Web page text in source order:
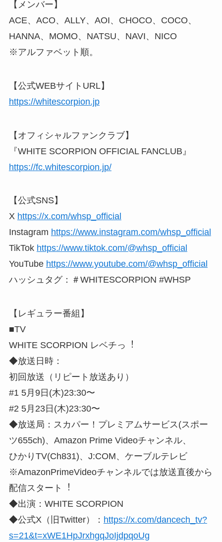
【メンバー】
ACE、ACO、ALLY、AOI、CHOCO、COCO、
HANNA、MOMO、NATSU、NAVI、NICO
※アルファベット順。
【公式WEBサイトURL】
https://whitescorpion.jp
【オフィシャルファンクラブ】
『WHITE SCORPION OFFICIAL FANCLUB』
https://fc.whitescorpion.jp/
【公式SNS】
X https://x.com/whsp_official
Instagram https://www.instagram.com/whsp_official
TikTok https://www.tiktok.com/@whsp_official
YouTube https://www.youtube.com/@whsp_official
ハッシュタグ：＃WHITESCORPION #WHSP
【レギュラー番組】
■TV
WHITE SCORPION レベチっ︕
◆放送日時：
初回放送（リピート放送あり）
#1 5月9日(木)23:30〜
#2 5月23日(木)23:30〜
◆放送局：スカパー！プレミアムサービス(スポー
ツ655ch)、Amazon Prime Videoチャンネル、
ひかりTV(Ch831)、J:COM、ケーブルテレビ
※AmazonPrimeVideoチャンネルでは放送直後から
配信スタート︕
◆出演：WHITE SCORPION
◆公式X（旧Twitter）： https://x.com/dancech_tv?
s=21&t=xWE1HpJrxhgqJoIjdpqoUg